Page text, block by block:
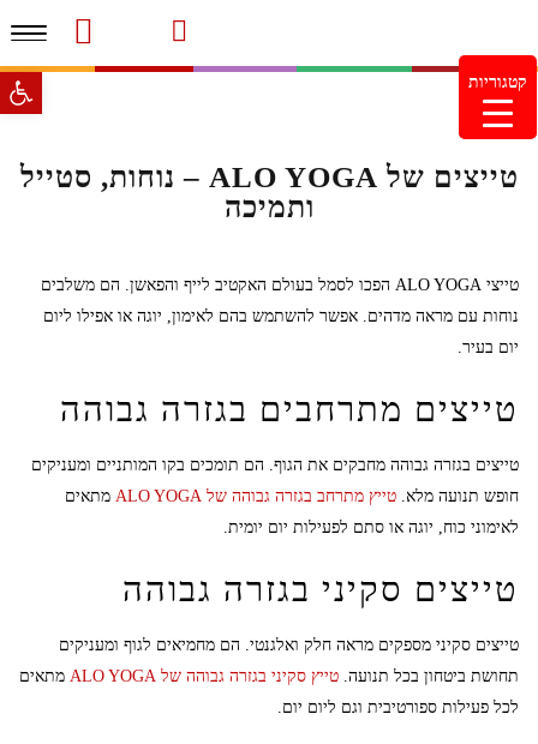
מוצרים חדשים
צור קשר מעקב הזמנות
טייצים של ALO YOGA – נוחות, סטייל
ותמיכה
טייצי ALO YOGA הפכו לסמל בעולם האקטיב לייף והפאשן. הם משלבים
נוחות עם מראה מדהים. אפשר להשתמש בהם לאימון, יוגה או אפילו ליום
יום בעיר.
טייצים מתרחבים בגזרה גבוהה
טייצים בגזרה גבוהה מחבקים את הגוף. הם תומכים בקו המותניים ומעניקים
חופש תנועה מלא. טייץ מתרחב בגזרה גבוהה של ALO YOGA
מתאים
לאימוני כוח, יוגה או סתם לפעילות יום יומית.
טייצים סקיני בגזרה גבוהה
טייצים סקיני מספקים מראה חלק ואלגנטי. הם מחמיאים לגוף ומעניקים
תחושת ביטחון בכל תנועה. טייץ סקיני בגזרה גבוהה של ALO YOGA
מתאים
לכל פעילות ספורטיבית וגם ליום יום.
קטגוריות פתח